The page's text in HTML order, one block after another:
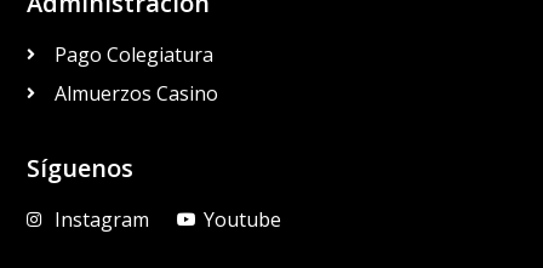
Pago Colegiatura
Almuerzos Casino
Síguenos
Instagram Youtube